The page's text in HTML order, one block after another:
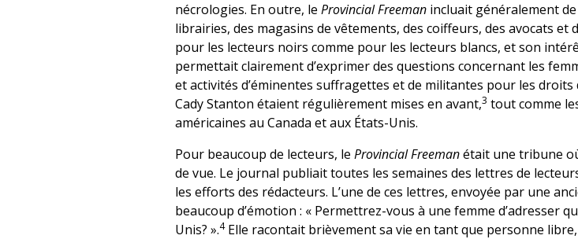
nécrologies. En outre, le Provincial Freeman incluait généralement
librairies, des magasins de vêtements, des coiffeurs, des avocats
pour les lecteurs noirs comme pour les lecteurs blancs, et son
permettait clairement d’exprimer des questions concernant les
et activités d’éminentes suffragettes et de militantes pour les
Cady Stanton étaient régulièrement mises en avant,3 tout comme
américaines au Canada et aux États-Unis.
Pour beaucoup de lecteurs, le Provincial Freemanétait une tribune
de vue. Le journal publiait toutes les semaines des lettres de
les efforts des rédacteurs. L’une de ces lettres, envoyée par une
beaucoup d’émotion : « Permettrez-vous à une femme d’adresser
Unis? ».4Elle racontait brièvement sa vie en tant que personne